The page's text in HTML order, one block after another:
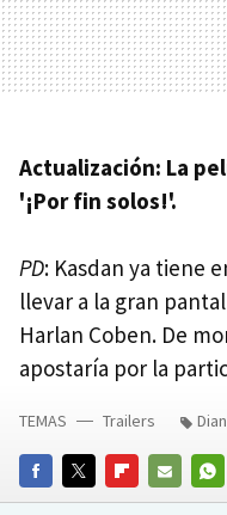
Actualización: La
'¡Por fin solos!'.
PD: Kasdan ya tiene
llevar a la gran
Harlan Coben. De
apostaría por la
FACEBOOKTWITTERFLIPBOARD
E-
TEMAS Trailers